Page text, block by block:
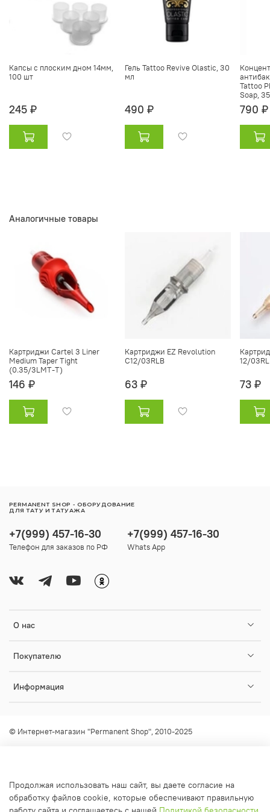
Капсы с плоским дном 14мм,
100 шт
245 ₽
Гель Tattoo Revive Olastic, 30
мл
490 ₽
Tattoo
Soap,
790 ₽
Аналогичные товары
Картриджи Cartel 3 Liner
Medium Taper Tight
(0.35/3LMT-T)
146 ₽
Картриджи EZ Revolution
C12/03RLB
63 ₽
12/
73 ₽
О нас
Покупателю
Информация
+7(999) 457-16-30
Телефон для заказов по РФ
+7(999) 457-16-30
Whats App
PERMANENT SHOP - ОБОРУДОВАНИЕ
ДЛЯ ТАТУ И ТАТУАЖА
© Интернет-магазин "Permanent Shop", 2010-2025
Продолжая использовать наш сайт, вы даете согласие на
обработку файлов cookie, которые обеспечивают правильную